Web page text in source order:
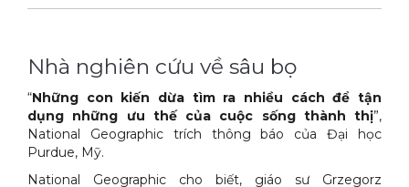
Máy phun rửa cao cấp
Thiết bị vệ sinh sản phẩm
Thiết bị lau kính toà nhà
Máy chà rửa đánh bóng sàn
Dịch vụ kiểm soát gián
Dịch vụ phun diệt ruồi gây hại
Dịch vụ tiêu diệt gián gây hại sức khỏe
Dịch vụ xử lý tiêu diệt kiến tận gốc
Sitemap
Video
Tài liệu xử lý côn trùng
Nhà nghiên cứu về sâu bọ
“Những con kiến dừa tìm ra nhiều cách để tận
dụng những ưu thế của cuộc sống thành thị”,
National Geographic trích thông báo của Đại học
Purdue, Mỹ.
National Geographic cho biết, giáo sư Grzegorz